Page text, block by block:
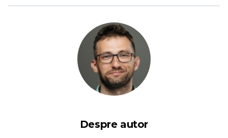
Despre autor